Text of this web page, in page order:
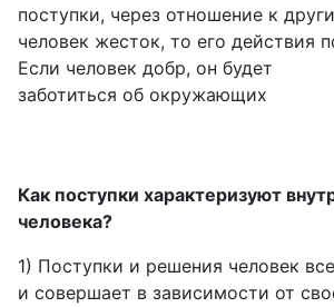
поступки, через отношение к
человек жесток, то его действия
Если человек добр, он будет
заботиться об окружающих
Как поступки характеризуют
человека?
1) Поступки и решения человек
и совершает в зависимости от